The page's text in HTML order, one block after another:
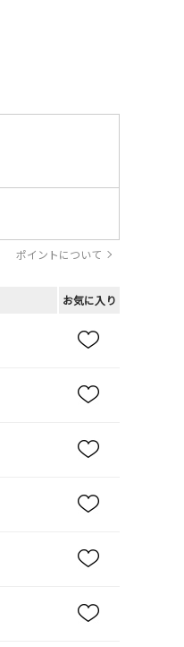
ポイントについて
お気に入り